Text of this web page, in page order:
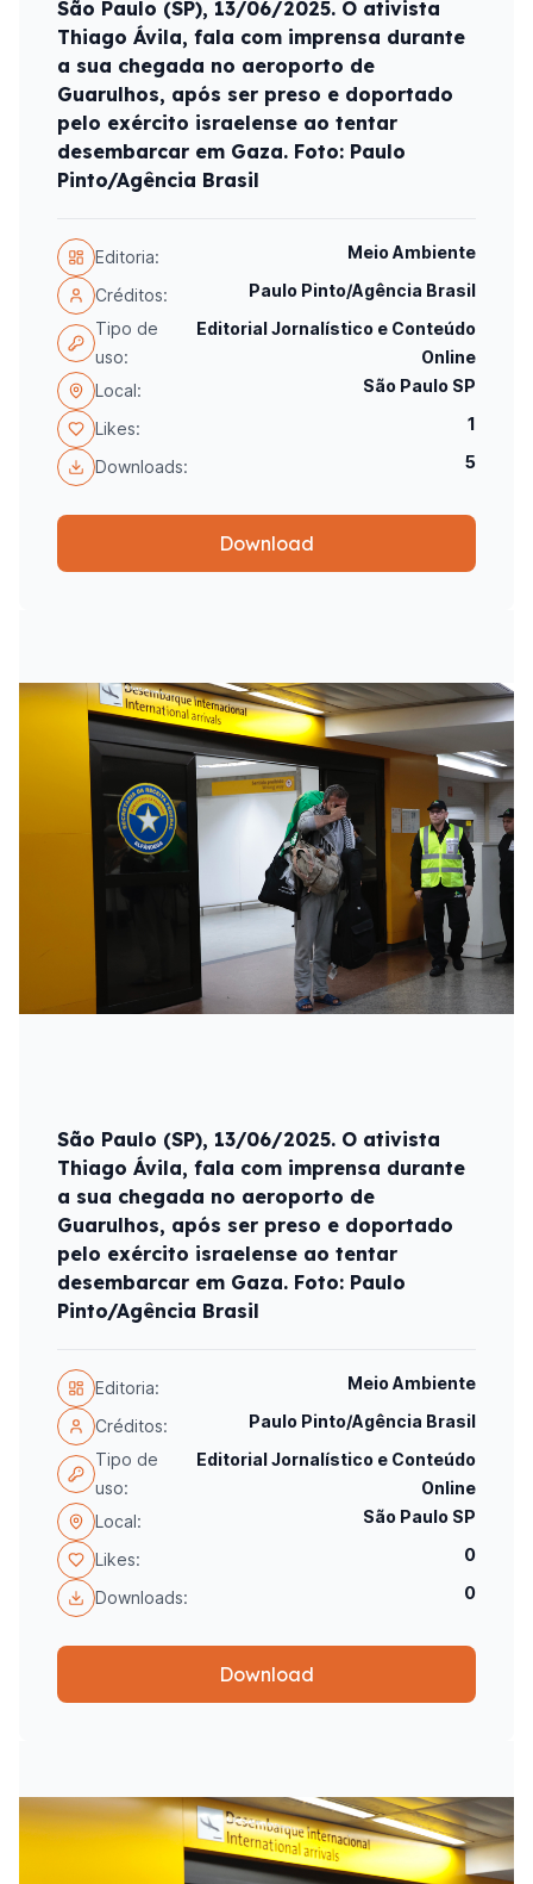
São Paulo (SP), 13/06/2025. O ativista
Thiago Ávila, fala com imprensa durante
a sua chegada no aeroporto de
Guarulhos, após ser preso e doportado
pelo exército israelense ao tentar
desembarcar em Gaza. Foto: Paulo
Pinto/Agência Brasil
Editoria: Meio Ambiente
Créditos:
Paulo Pinto/Agência Brasil
Tipo de
uso:
Editorial Jornalístico e Conteúdo
Online
Local:
São Paulo SP
Likes: 1
Downloads: 5
Download
São Paulo (SP), 13/06/2025. O ativista
Thiago Ávila, fala com imprensa durante
a sua chegada no aeroporto de
Guarulhos, após ser preso e doportado
pelo exército israelense ao tentar
desembarcar em Gaza. Foto: Paulo
Pinto/Agência Brasil
Editoria: Meio Ambiente
Créditos:
Paulo Pinto/Agência Brasil
Tipo de
uso:
Editorial Jornalístico e Conteúdo
Online
Local:
São Paulo SP
Likes: 0
Downloads: 0
Download